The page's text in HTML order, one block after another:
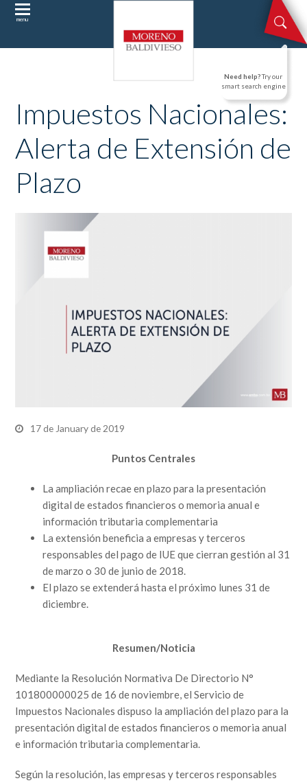
menu
Need help?Try our
smart search engine
Impuestos Nacionales:
Alerta de Extensión de
Plazo
17 de January de 2019
Puntos Centrales
La ampliación recae en plazo para la presentación
digital de estados financieros o memoria anual e
información tributaria complementaria
La extensión beneficia a empresas y terceros
responsables del pago de IUE que cierran gestión al 31
de marzo o 30 de junio de 2018.
El plazo se extenderá hasta el próximo lunes 31 de
diciembre.
Resumen/Noticia
Mediante la Resolución Normativa De Directorio N°
101800000025 de 16 de noviembre, el Servicio de
Impuestos Nacionales dispuso la ampliación del plazo para la
presentación digital de estados financieros o memoria anual
e información tributaria complementaria.
Según la resolución, las empresas y terceros responsables